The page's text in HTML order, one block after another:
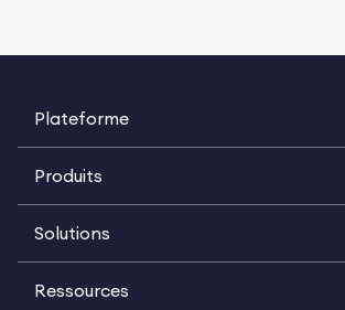
Plateforme
Produits
Solutions
Ressources